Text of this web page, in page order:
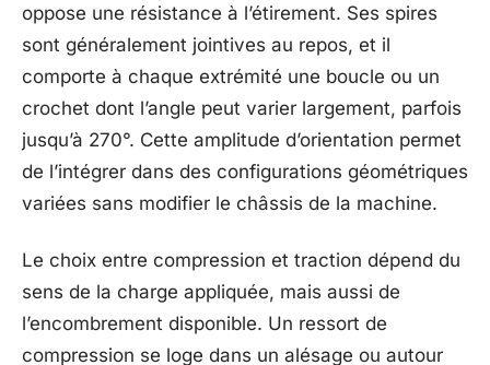
oppose une résistance à l’étirement. Ses spires
sont généralement jointives au repos, et il
comporte à chaque extrémité une boucle ou un
crochet dont l’angle peut varier largement, parfois
jusqu’à 270°. Cette amplitude d’orientation permet
de l’intégrer dans des configurations géométriques
variées sans modifier le châssis de la machine.
Le choix entre compression et traction dépend du
sens de la charge appliquée, mais aussi de
l’encombrement disponible. Un ressort de
compression se loge dans un alésage ou autour